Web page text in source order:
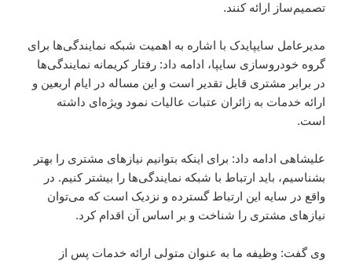
تصمیم‌ساز ارائه کنند.
مدیرعامل سایپایدک با اشاره به اهمیت شبکه نمایندگی‌ها برای
گروه خودروسازی سایپا، ادامه داد: رفتار کریمانه نمایندگی‌ها
در برابر مشتری قابل تقدیر است و این مساله در ایام اربعین و
ارائه خدمات به زائران عتبات عالیات نمود ویژه‌ای داشته
است.
علیشاهی ادامه داد: برای اینکه بتوانیم نیازهای مشتری را بهتر
بشناسیم، باید ارتباط با شبکه نمایندگی‌ها را بیشتر کنیم. در
واقع در سایه این ارتباط گسترده و نزدیک است که می‌توان
نیازهای مشتری را شناخت و بر اساس آن اقدام کرد.
وی گفت: وظیفه ما به عنوان متولی ارائه خدمات پس از